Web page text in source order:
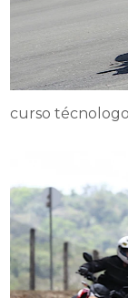
curso